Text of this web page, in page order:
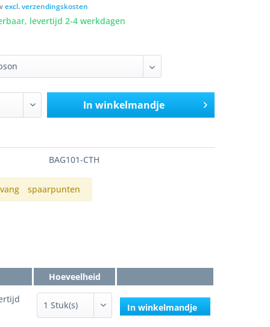
excl. verzendingskosten
levertijd 2-4 werkdagen
In winkelmandje
BAG101-CTH
spaarpunten
Hoeveelheid
In winkelmandje